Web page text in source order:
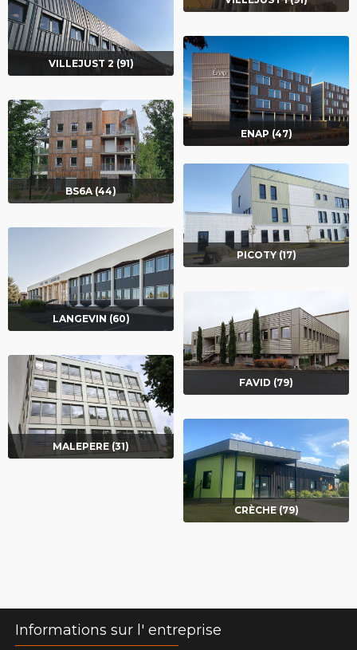
VILLEJUST 2 (91)
ENAP (47)
BS6A (44)
PICOTY (17)
LANGEVIN (60)
FAVID (79)
MALEPERE (31)
CRÈCHE (79)
Informations sur l' entreprise